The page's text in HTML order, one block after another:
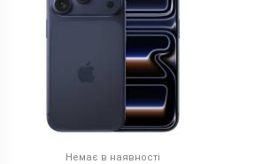
Немає в наявності